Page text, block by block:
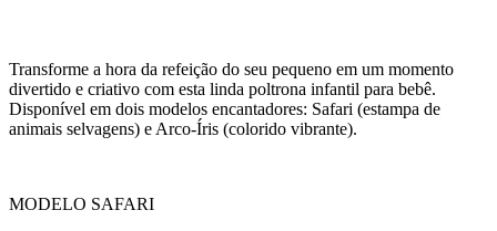
Transforme a hora da refeição do seu pequeno em um momento
divertido e criativo com esta linda poltrona infantil para bebê.
Disponível em dois modelos encantadores: Safari (estampa de
animais selvagens) e Arco-Íris (colorido vibrante).
MODELO SAFARI